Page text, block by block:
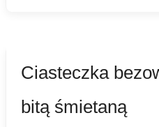
Ciasteczka
bitą śmietaną